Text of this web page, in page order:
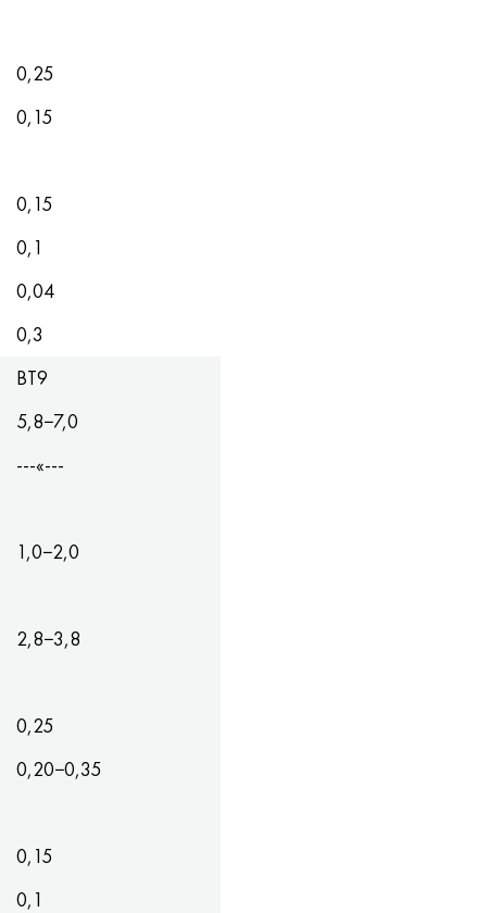
0,25
0,15
0,15
0,1
0,04
0,3
ВТ9
5,8−7,0
---«---
1,0−2,0
2,8−3,8
0,25
0,20−0,35
0,15
0,1